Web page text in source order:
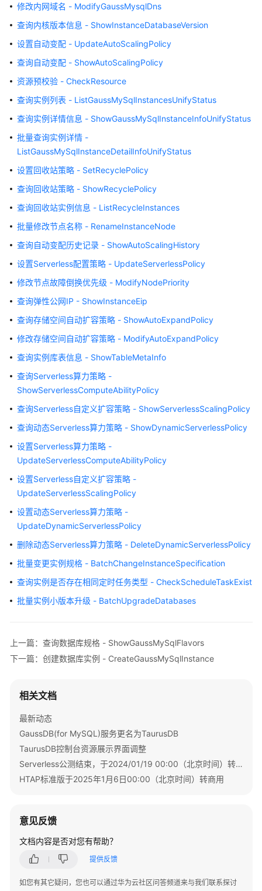
实
践
性
能
皮
书
参
考
用
前
读
API
览
何
调
API
API
询
据
引
擎
的
查
数
据
实
管
理
创
数
据
库
-
重
数
修改内网域名 - ModifyGaussMysqlDns
查询内核版本信息 - ShowInstanceDatabaseVersion
设置自动变配 - UpdateAutoScalingPolicy
查询自动变配 - ShowAutoScalingPolicy
资源预校验 - CheckResource
查询实例列表 - ListGaussMySqlInstancesUnifyStatus
查询实例详情信息 - ShowGaussMySqlInstanceInfoUnifyStatus
批量查询实例详情 -
ListGaussMySqlInstanceDetailInfoUnifyStatus
设置回收站策略 - SetRecyclePolicy
查询回收站策略 - ShowRecyclePolicy
查询回收站实例信息 - ListRecycleInstances
批量修改节点名称 - RenameInstanceNode
查询自动变配历史记录 - ShowAutoScalingHistory
设置Serverless配置策略 - UpdateServerlessPolicy
修改节点故障倒换优先级 - ModifyNodePriority
查询弹性公网IP - ShowInstanceEip
查询存储空间自动扩容策略 - ShowAutoExpandPolicy
修改存储空间自动扩容策略 - ModifyAutoExpandPolicy
查询实例库表信息 - ShowTableMetaInfo
查询Serverless算力策略 -
ShowServerlessComputeAbilityPolicy
查询Serverless自定义扩容策略 - ShowServerlessScalingPolicy
查询动态Serverless算力策略 - ShowDynamicServerlessPolicy
设置Serverless算力策略 -
UpdateServerlessComputeAbilityPolicy
设置Serverless自定义扩容策略 -
UpdateServerlessScalingPolicy
设置动态Serverless算力策略 -
UpdateDynamicServerlessPolicy
删除动态Serverless算力策略 - DeleteDynamicServerlessPolicy
批量变更实例规格 - BatchChangeInstanceSpecification
查询实例是否存在相同定时任务类型 - CheckScheduleTaskExist
批量实例小版本升级 - BatchUpgradeDatabases
上一篇：查询数据库规格 - ShowGaussMySqlFlavors
下一篇：创建数据库实例 - CreateGaussMySqlInstance
相关文档
最新动态
GaussDB(for MySQL)服务更名为TaurusDB
TaurusDB控制台资源展示界面调整
Serverless公测结束，于2024/01/19 00:00（北京时间）转商用
HTAP标准版于2025年1月6日00:00（北京时间）转商用
意见反馈
文档内容是否对您有帮助？
提供反馈
如您有其它疑问，您也可以通过华为云社区问答频道来与我们联系探讨